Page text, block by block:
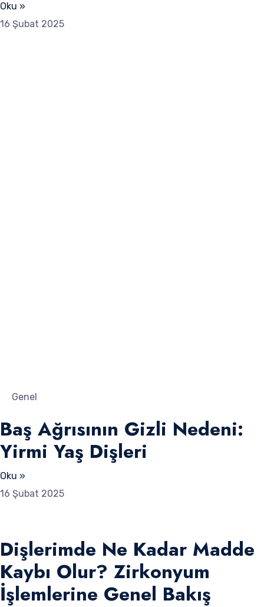
Oku »
16 Şubat 2025
Genel
Baş Ağrısının Gizli Nedeni:
Yirmi Yaş Dişleri
Oku »
16 Şubat 2025
Dişlerimde Ne Kadar Madde
Kaybı Olur? Zirkonyum
İşlemlerine Genel Bakış